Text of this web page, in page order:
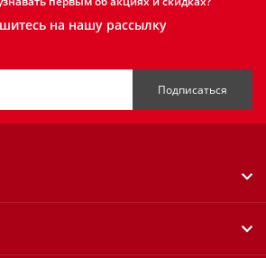
на нашу рассылку
Подписаться